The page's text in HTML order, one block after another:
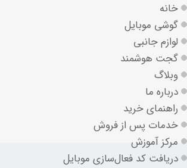
خانه
گوشی موبایل
لوازم جانبی
گجت هوشمند
وبلاگ
درباره ما
راهنمای خرید
خدمات پس از فروش
مرکز آموزش
دریافت کد فعال‌سازی موبایل